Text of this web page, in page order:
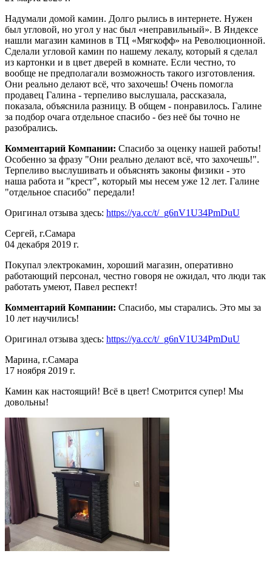
Надумали домой камин. Долго рылись в интернете. Нужен
был угловой, но угол у нас был «неправильный». В Яндексе
нашли магазин каминов в ТЦ «Мягкофф» на Революционной.
Сделали угловой камин по нашему лекалу, который я сделал
из картонки и в цвет дверей в комнате. Если честно, то
вообще не предполагали возможность такого изготовления.
Они реально делают всё, что захочешь! Очень помогла
продавец Галина - терпеливо выслушала, рассказала,
показала, объяснила разницу. В общем - понравилось. Галине
за подбор очага отдельное спасибо - без неё бы точно не
разобрались.
Комментарий Компании: Спасибо за оценку нашей работы!
Особенно за фразу "Они реально делают всё, что захочешь!".
Терпеливо выслушивать и объяснять законы физики - это
наша работа и "крест", который мы несем уже 12 лет. Галине
"отдельное спасибо" передали!
Оригинал отзыва здесь: https://ya.cc/t/_g6nV1U34PmDuU
Сергей, г.Самара
04 декабря 2019 г.
Покупал электрокамин, хороший магазин, оперативно
работающий персонал, честно говоря не ожидал, что люди так
работать умеют, Павел респект!
Комментарий Компании: Спасибо, мы старались. Это мы за
10 лет научились!
Оригинал отзыва здесь: https://ya.cc/t/_g6nV1U34PmDuU
Марина, г.Самара
17 ноября 2019 г.
Камин как настоящий! Всё в цвет! Смотрится супер! Мы
довольны!